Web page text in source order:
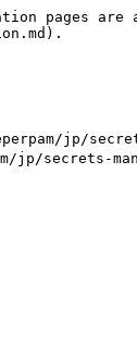
pages are
jp/
jp/